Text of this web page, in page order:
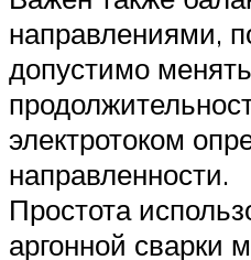
направлениями,
допустимо менять
электротоком
направленности.
Простота
аргонной сварки